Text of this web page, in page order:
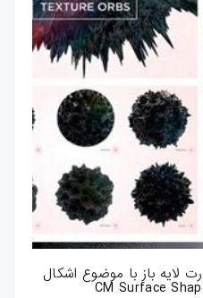
لایه باز با موضوع اشکال